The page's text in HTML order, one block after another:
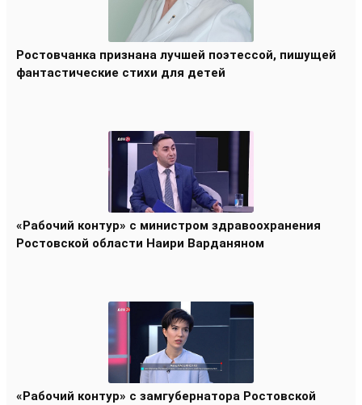
Ростовчанка признана лучшей поэтессой, пишущей
фантастические стихи для детей
«Рабочий контур» с министром здравоохранения
Ростовской области Наири Варданяном
«Рабочий контур» с замгубернатора Ростовской